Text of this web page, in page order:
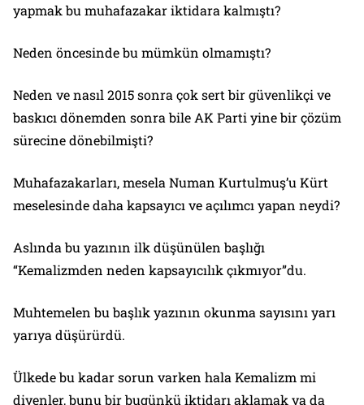
yapmak bu muhafazakar iktidara kalmıştı?
Neden öncesinde bu mümkün olmamıştı?
Neden ve nasıl 2015 sonra çok sert bir güvenlikçi ve
baskıcı dönemden sonra bile AK Parti yine bir çözüm
sürecine dönebilmişti?
Muhafazakarları, mesela Numan Kurtulmuş’u Kürt
meselesinde daha kapsayıcı ve açılımcı yapan neydi?
Aslında bu yazının ilk düşünülen başlığı
“Kemalizmden neden kapsayıcılık çıkmıyor”du.
Muhtemelen bu başlık yazının okunma sayısını yarı
yarıya düşürürdü.
Ülkede bu kadar sorun varken hala Kemalizm mi
diyenler, bunu bir bugünkü iktidarı aklamak ya da